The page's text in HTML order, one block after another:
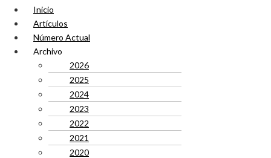
Inicio
Artículos
Número Actual
Archivo
2026
2025
2024
2023
2022
2021
2020